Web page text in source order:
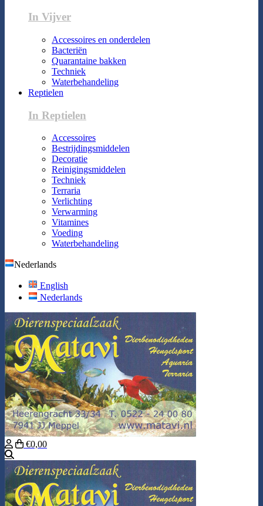
In Vijver
Accessoires en onderdelen
Bacteriën
Quarantaine bakken
Techniek
Waterbehandeling
Reptielen
In Reptielen
Accessoires
Bestrijdingsmiddelen
Decoratie
Reinigingsmiddelen
Techniek
Terraria
Verlichting
Verwarming
Vitamines
Voeding
Waterbehandeling
Nederlands
English
Nederlands
€0,00